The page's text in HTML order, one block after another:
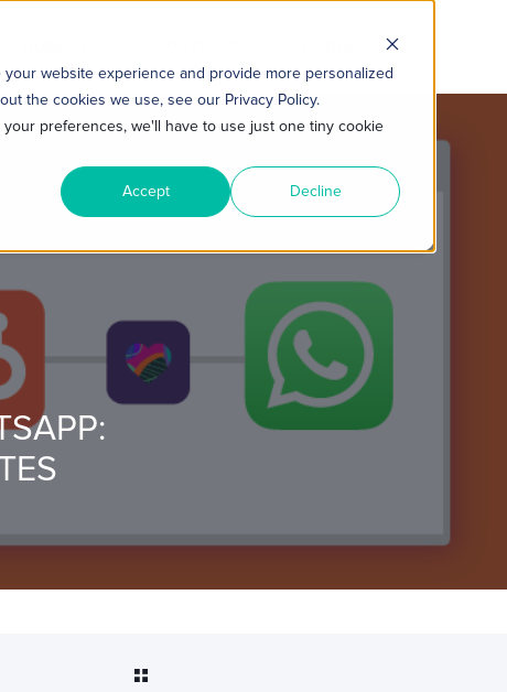
website experience and provide more personalized
the cookies we use, see our Privacy Policy.
preferences, we'll have to use just one tiny cookie
Accept Decline